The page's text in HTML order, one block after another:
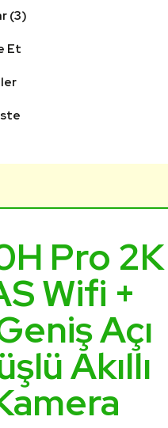
(3)
Et
Pro 2K
Wifi +
Açı
Akıllı